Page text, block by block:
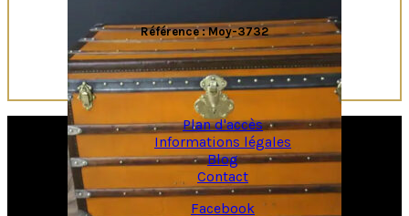
Référence : Moy-3732
Plan d'accès
Informations légales
Blog
Contact
Facebook